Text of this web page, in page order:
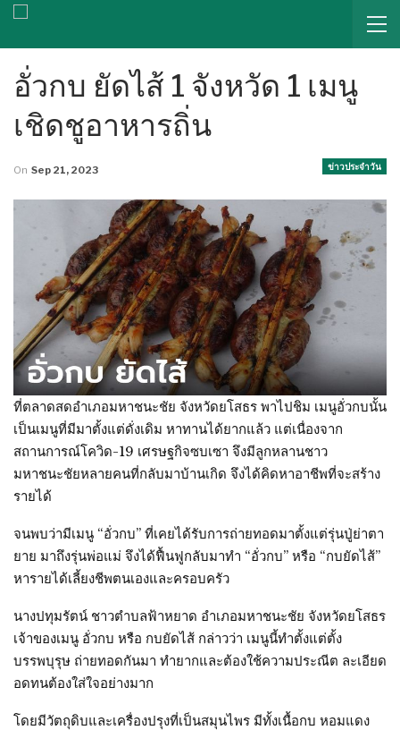
อั่วกบ ยัดไส้ 1 จังหวัด 1 เมนู
เชิดชูอาหารถิ่น
ข่าวประจำวัน
On Sep 21, 2023
ที่ตลาดสดอำเภอมหาชนะชัย จังหวัดยโสธร พาไปชิม เมนูอั่วกบนั้น
เป็นเมนูที่มีมาตั้งแต่ดั่งเดิม หาทานได้ยากแล้ว แต่เนื่องจาก
สถานการณ์โควิด-19 เศรษฐกิจซบเซา จึงมีลูกหลานชาว
มหาชนะชัยหลายคนที่กลับมาบ้านเกิด จึงได้คิดหาอาชีพที่จะสร้าง
รายได้
จนพบว่ามีเมนู “อั่วกบ” ที่เคยได้รับการถ่ายทอดมาตั้งแต่รุ่นปู่ย่าตา
ยาย มาถึงรุ่นพ่อแม่ จึงได้ฟื้นฟูกลับมาทำ “อั่วกบ” หรือ “กบยัดไส้”
หารายได้เลี้ยงชีพตนเองและครอบครัว
นางปทุมรัตน์ ชาวตำบลฟ้าหยาด อำเภอมหาชนะชัย จังหวัดยโสธร
เจ้าของเมนู อั่วกบ หรือ กบยัดไส้ กล่าวว่า เมนูนี้ทำตั้งแต่ตั้ง
บรรพบุรุษ ถ่ายทอดกันมา ทำยากและต้องใช้ความประณีต ละเอียด
อดทนต้องใส่ใจอย่างมาก
โดยมีวัตถุดิบและเครื่องปรุงที่เป็นสมุนไพร มีทั้งเนื้อกบ หอมแดง